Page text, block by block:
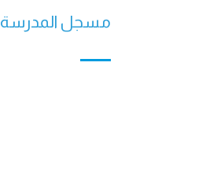
مسجل المدرسة